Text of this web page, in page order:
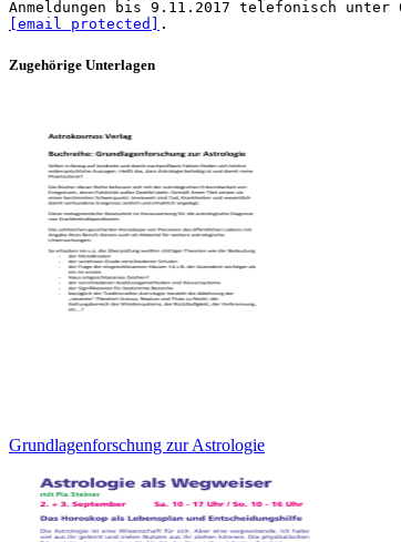
[email protected]
Zugehörige Unterlagen
Grundlagenforschung zur Astrologie